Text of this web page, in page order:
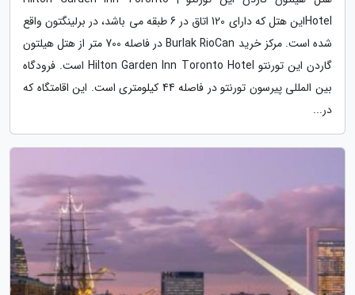
Hotelاین هتل که دارای 120 اتاق در 6 طبقه می باشد، در برلینگتون واقع
شده است. مرکز خرید Burlak RioCan در فاصله 700 متر از هتل هیلتون
گاردن این تورنتو Hilton Garden Inn Toronto Hotel است. فرودگاه
بین المللی پیرسون تورنتو در فاصله 44 کیلومتری است. این اقامتگاه که
در...